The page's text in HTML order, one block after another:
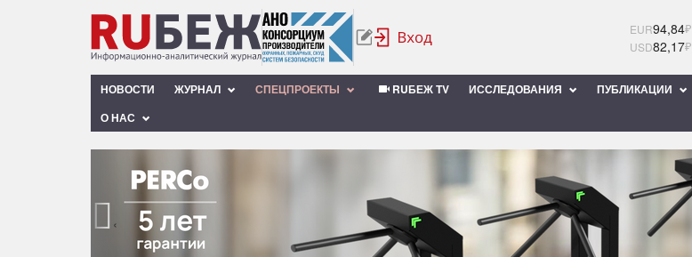
EUR94,84₽
USD82,17₽
НОВОСТИ ЖУРНАЛ СПЕЦПРОЕКТЫ RUБЕЖ TV ИССЛЕДОВАНИЯ ПУБЛИКАЦИИ
О НАС
‹